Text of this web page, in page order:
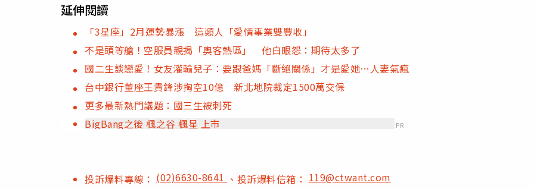
延伸閱讀
「3星座」2月運勢暴漲 這類人「愛情事業雙豐收」
不是頭等艙！空服員親揭「奧客熱區」 他白眼怨：期待太多了
國二生談戀愛！女友灌輸兒子：要跟爸媽「斷絕關係」才是愛她…人妻氣瘋
台中銀行董座王貴鋒涉掏空10億 新北地院裁定1500萬交保
更多最新熱門議題：國三生被刺死
BigBang之後 楓之谷 楓星 上市
PR
投訴爆料專線： (02)6630-8641 、投訴爆料信箱：119@ctwant.com